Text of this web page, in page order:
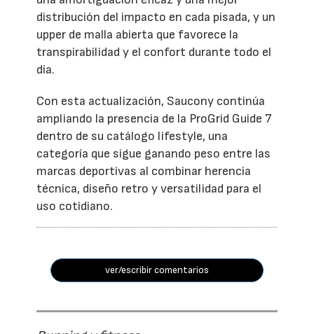
distribución del impacto en cada pisada, y un
upper de malla abierta que favorece la
transpirabilidad y el confort durante todo el
día.
Con esta actualización, Saucony continúa
ampliando la presencia de la ProGrid Guide 7
dentro de su catálogo lifestyle, una
categoría que sigue ganando peso entre las
marcas deportivas al combinar herencia
técnica, diseño retro y versatilidad para el
uso cotidiano.
ver/escribir comentarios